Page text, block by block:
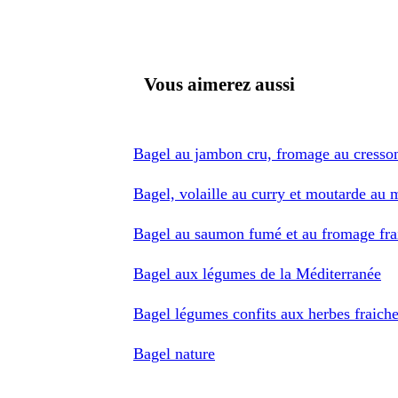
Vous aimerez aussi
Bagel au jambon cru, fromage au
Bagel, volaille au curry et moutarde au
Bagel au saumon fumé et au fromage
Bagel aux légumes de la Méditerranée
Bagel légumes confits aux herbes
Bagel nature